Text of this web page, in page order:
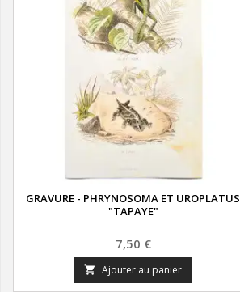
GRAVURE - PHRYNOSOMA ET UROPLATUS
"TAPAYE"
Prix
7,50 €
 Ajouter au panier